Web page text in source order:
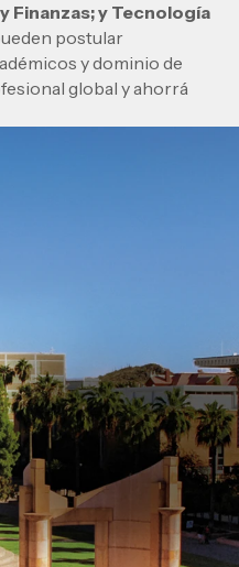
Finanzas; y Tecnología
postular
y dominio de
global y ahorrá